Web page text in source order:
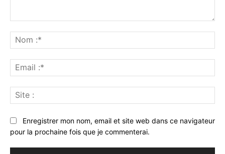
:*
:*
:
Enregistrer mon nom, email et site web dans ce navigateur
pour la prochaine fois que je commenterai.